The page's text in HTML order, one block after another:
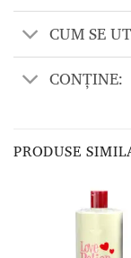
CUM SE
CONȚINE:
PRODUSE